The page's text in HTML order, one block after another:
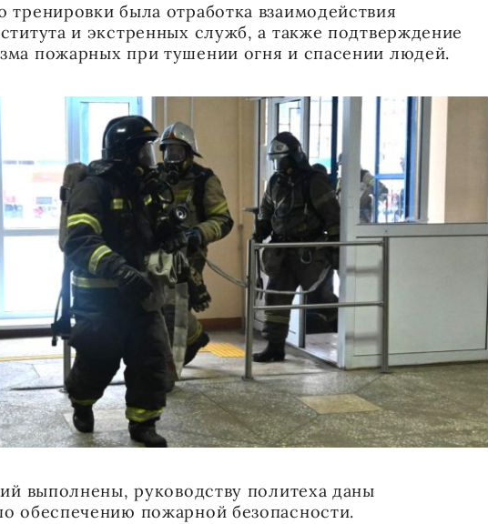
была отработка взаимодействия
и экстренных служб, а также подтверждение
пожарных при тушении огня и спасении людей.
выполнены, руководству политеха даны
обеспечению пожарной безопасности.